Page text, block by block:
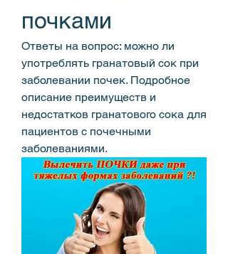
почками
Ответы на вопрос: можно ли
употреблять гранатовый сок при
заболевании почек. Подробное
описание преимуществ и
недостатков гранатового сока для
пациентов с почечными
заболеваниями.